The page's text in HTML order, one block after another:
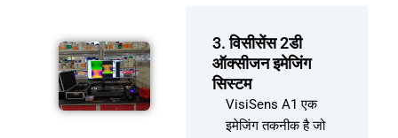
3. विसीसेंस 2डी
ऑक्सीजन इमेजिंग
सिस्टम
VisiSens A1 एक
इमेजिंग तकनीक है जो